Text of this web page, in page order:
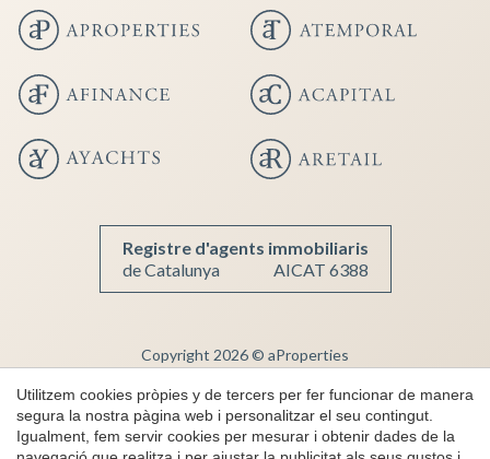
Registre d'agents immobiliaris
de Catalunya
AICAT 6388
Copyright 2026 © aProperties
Immobiliària de Luxe
AICAT 6388
Nota Legal
Utilitzem cookies pròpies y de tercers per fer funcionar de manera
segura la nostra pàgina web i personalitzar el seu contingut.
Igualment, fem servir cookies per mesurar i obtenir dades de la